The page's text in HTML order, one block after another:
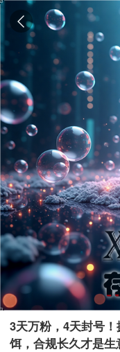
3天万粉，4天封号
饵，合规长久才是